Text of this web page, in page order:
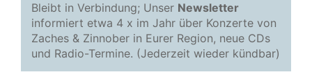
Bleibt in Verbindung; Unser Newsletter
informiert etwa 4 x im Jahr über Konzerte von
Zaches & Zinnober in Eurer Region, neue CDs
und Radio-Termine. (Jederzeit wieder kündbar)